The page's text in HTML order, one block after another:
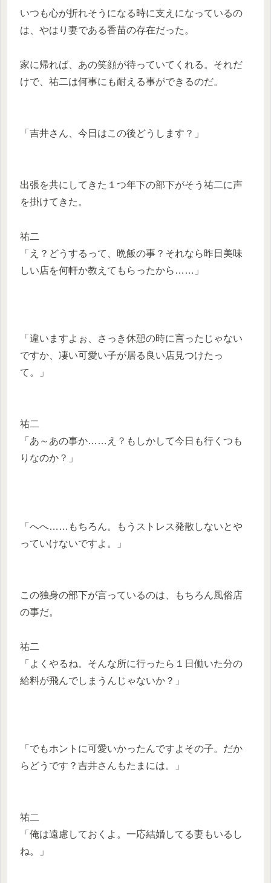
いつも心が折れそうになる時に支えになっているの
は、やはり妻である香苗の存在だった。
家に帰れば、あの笑顔が待っていてくれる。それだ
けで、祐二は何事にも耐える事ができるのだ。
「吉井さん、今日はこの後どうします？」
出張を共にしてきた１つ年下の部下がそう祐二に声
を掛けてきた。
祐二
「え？どうするって、晩飯の事？それなら昨日美味
しい店を何軒か教えてもらったから……」
「違いますよぉ、さっき休憩の時に言ったじゃない
ですか、凄い可愛い子が居る良い店見つけたっ
て。」
祐二
「あ～あの事か……え？もしかして今日も行くつも
りなのか？」
「へへ……もちろん。もうストレス発散しないとや
っていけないですよ。」
この独身の部下が言っているのは、もちろん風俗店
の事だ。
祐二
「よくやるね。そんな所に行ったら１日働いた分の
給料が飛んでしまうんじゃないか？」
「でもホントに可愛いかったんですよその子。だか
らどうです？吉井さんもたまには。」
祐二
「俺は遠慮しておくよ。一応結婚してる妻もいるし
ね。」